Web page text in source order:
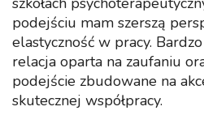
podejściu mam szerszą
elastyczność w pracy.
relacja oparta na zaufaniu
podejście zbudowane na
skutecznej współpracy.